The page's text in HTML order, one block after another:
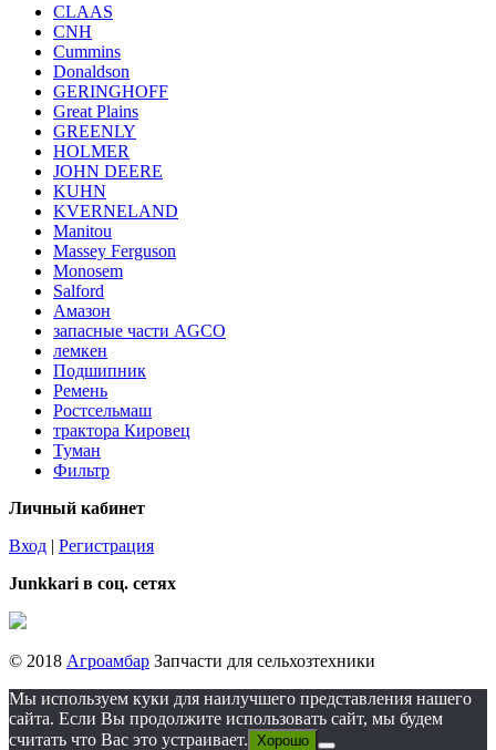
CLAAS
CNH
Cummins
Donaldson
GERINGHOFF
Great Plains
GREENLY
HOLMER
JOHN DEERE
KUHN
KVERNELAND
Manitou
Massey Ferguson
Monosem
Salford
Амазон
запасные части AGCO
лемкен
Подшипник
Ремень
Ростсельмаш
трактора Кировец
Туман
Фильтр
Личный кабинет
Вход | Регистрация
Junkkari в соц. сетях
© 2018 Агроамбар Запчасти для сельхозтехники
Мы используем куки для наилучшего представления нашего
сайта. Если Вы продолжите использовать сайт, мы будем
считать что Вас это устраивает. Хорошо